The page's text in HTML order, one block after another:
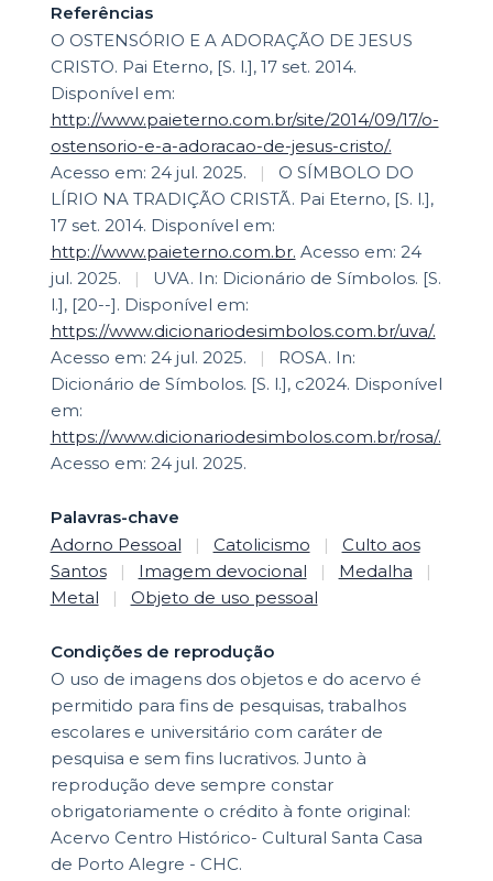
Referências
O OSTENSÓRIO E A ADORAÇÃO DE JESUS
CRISTO. Pai Eterno, [S. l.], 17 set. 2014.
Disponível em:
http://www.paieterno.com.br/site/2014/09/17/o-
ostensorio-e-a-adoracao-de-jesus-cristo/.
Acesso em: 24 jul. 2025.
|
O SÍMBOLO DO
LÍRIO NA TRADIÇÃO CRISTÃ. Pai Eterno, [S. l.],
17 set. 2014. Disponível em:
http://www.paieterno.com.br. Acesso em: 24
jul. 2025.
|
UVA. In: Dicionário de Símbolos. [S.
l.], [20--]. Disponível em:
https://www.dicionariodesimbolos.com.br/uva/.
Acesso em: 24 jul. 2025.
|
ROSA. In:
Dicionário de Símbolos. [S. l.], c2024. Disponível
em:
https://www.dicionariodesimbolos.com.br/rosa/.
Acesso em: 24 jul. 2025.
Palavras-chave
Adorno Pessoal
| Catolicismo |
Culto aos
Santos
| Imagem devocional | Medalha
|
Metal
| Objeto de uso pessoal
Condições de reprodução
O uso de imagens dos objetos e do acervo é
permitido para fins de pesquisas, trabalhos
escolares e universitário com caráter de
pesquisa e sem fins lucrativos. Junto à
reprodução deve sempre constar
obrigatoriamente o crédito à fonte original:
Acervo Centro Histórico- Cultural Santa Casa
de Porto Alegre - CHC.